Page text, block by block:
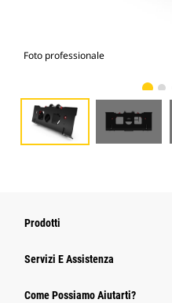
Foto professionale
Prodotti
Servizi E Assistenza
Come Possiamo Aiutarti?